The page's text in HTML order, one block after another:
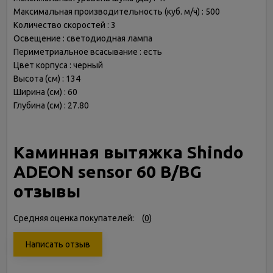
Максимальная производительность (куб. м/ч) : 500
Количество скоростей : 3
Освещение : светодиодная лампа
Периметриальное всасывание : есть
Цвет корпуса : черный
Высота (см) : 134
Ширина (см) : 60
Глубина (см) : 27.80
Каминная вытяжка Shindo
ADEON sensor 60 B/BG
отзывы
Средняя оценка покупателей: (0)
Написать отзыв